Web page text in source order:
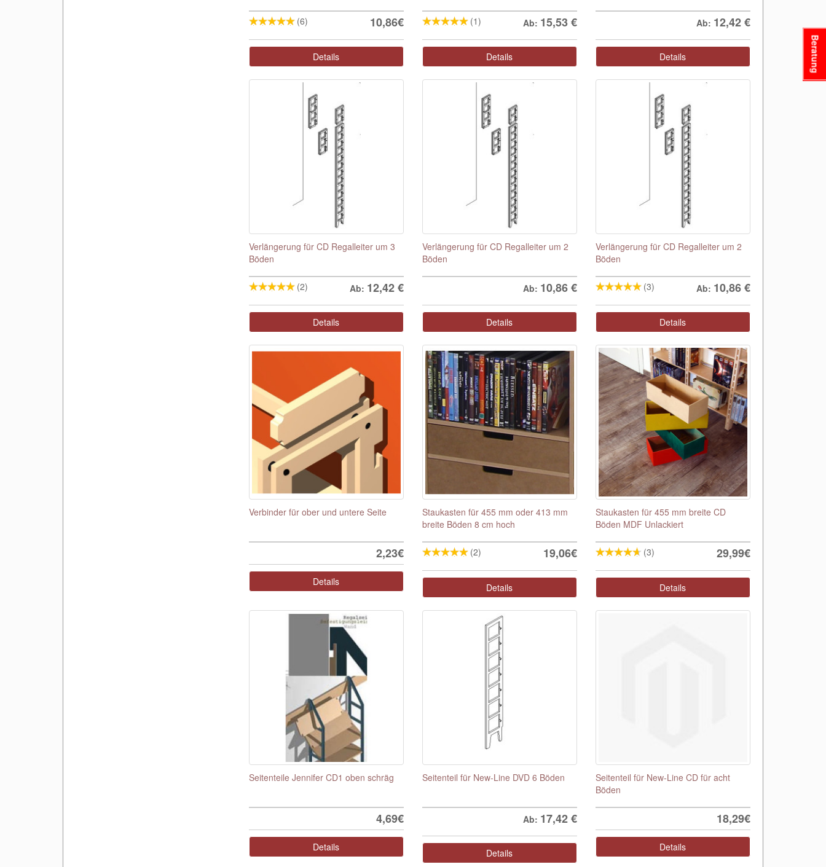
(6) 10,86€
Details
(1) Ab: 15,53€
Details
Ab: 12,42€
Details
Verlängerung für CD Regalleiter um 3
Böden
(2) Ab: 12,42€
Details
Verlängerung für CD Regalleiter um 2
Böden
Ab: 10,86€
Details
Verlängerung für CD Regalleiter um 2
Böden
(3) Ab: 10,86€
Details
Verbinder für ober und untere Seite
2,23€
Details
Staukasten für 455 mm oder 413 mm
breite Böden 8 cm hoch
(2) 19,06€
Details
Staukasten für 455 mm breite CD
Böden MDF Unlackiert
(3) 29,99€
Details
Seitenteile Jennifer CD1 oben schräg
4,69€
Details
Seitenteil für New-Line DVD 6 Böden
Ab: 17,42€
Details
Seitenteil für New-Line CD für acht
Böden
18,29€
Details
Beratung